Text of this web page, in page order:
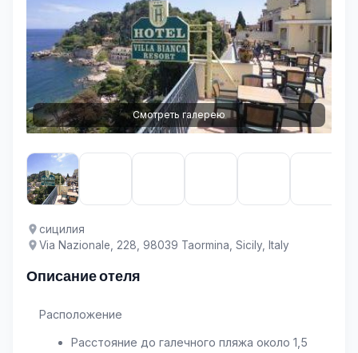
Смотреть галерею
сицилия
Via Nazionale, 228, 98039 Taormina, Sicily, Italy
Описание отеля
Расположение
Расстояние до галечного пляжа около 1,5